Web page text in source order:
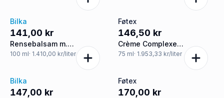
Bilka
141,00 kr
Rensebalsam m.
vandmelon
100 ml· 1.410,00 kr/liter
Føtex
146,50 kr
Crème Complexe
Hydratante ansigtscreme
75 ml· 1.953,33 kr/liter
Bilka
147,00 kr
Føtex
170,00 kr